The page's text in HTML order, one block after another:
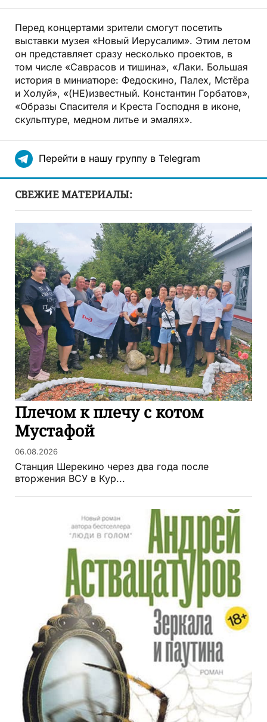
Перед концертами зрители смогут посетить
выставки музея «Новый Иерусалим». Этим летом
он представляет сразу несколько проектов, в
том числе «Саврасов и тишина», «Лаки. Большая
история в миниатюре: Федоскино, Палех, Мстёра
и Холуй», «(НЕ)известный. Константин Горбатов»,
«Образы Спасителя и Креста Господня в иконе,
скульптуре, медном литье и эмалях».
Перейти в нашу группу в Telegram
СВЕЖИЕ МАТЕРИАЛЫ:
Плечом к плечу с котом
Мустафой
06.08.2026
Станция Шерекино через два года после
вторжения ВСУ в Кур...